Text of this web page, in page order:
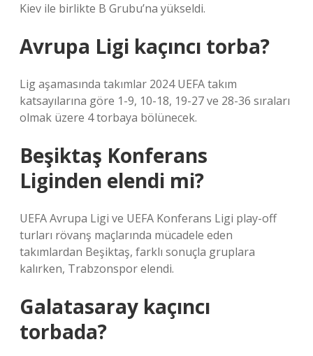
Kiev ile birlikte B Grubu’na yükseldi.
Avrupa Ligi kaçıncı torba?
Lig aşamasında takımlar 2024 UEFA takım
katsayılarına göre 1-9, 10-18, 19-27 ve 28-36 sıraları
olmak üzere 4 torbaya bölünecek.
Beşiktaş Konferans
Liginden elendi mi?
UEFA Avrupa Ligi ve UEFA Konferans Ligi play-off
turları rövanş maçlarında mücadele eden
takımlardan Beşiktaş, farklı sonuçla gruplara
kalırken, Trabzonspor elendi.
Galatasaray kaçıncı
torbada?